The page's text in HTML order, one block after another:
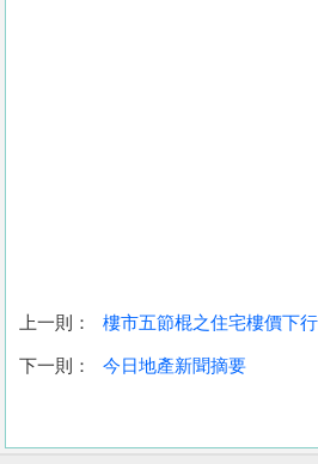
收
盤
上一則： 樓市五節棍之住宅樓價下
下一則： 今日地產新聞摘要